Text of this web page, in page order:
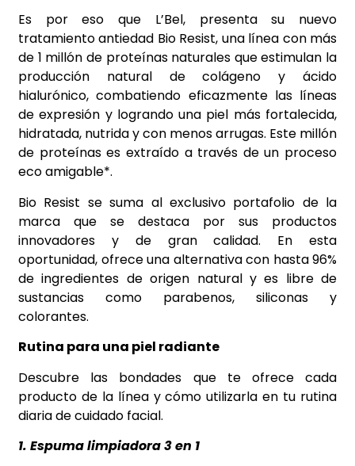
Es por eso que L’Bel, presenta su nuevo
tratamiento antiedad Bio Resist, una línea con más
de 1 millón de proteínas naturales que estimulan la
producción natural de colágeno y ácido
hialurónico, combatiendo eficazmente las líneas
de expresión y logrando una piel más fortalecida,
hidratada, nutrida y con menos arrugas. Este millón
de proteínas es extraído a través de un proceso
eco amigable*.
Bio Resist se suma al exclusivo portafolio de la
marca que se destaca por sus productos
innovadores y de gran calidad. En esta
oportunidad, ofrece una alternativa con hasta 96%
de ingredientes de origen natural y es libre de
sustancias como parabenos, siliconas y
colorantes.
Rutina para una piel radiante
Descubre las bondades que te ofrece cada
producto de la línea y cómo utilizarla en tu rutina
diaria de cuidado facial.
1. Espuma limpiadora 3 en 1